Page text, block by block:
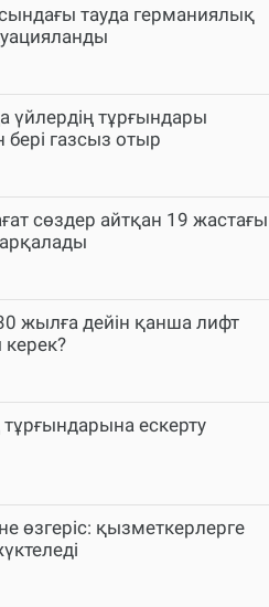
тауда германиялық
үйлердің тұрғындары
бері газсыз отыр
сөздер айтқан 19 жастағы
жылға дейін қанша лифт
ескерту
өзгеріс: қызметкерлерге